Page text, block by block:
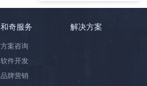
和奇服务
方案咨询
软件开发
品牌营销
解决方案